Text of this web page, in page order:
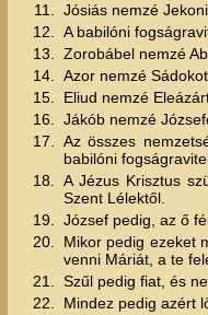
11.
Jósiás nemzé
12.
A babilóni
13.
Zorobábel nemzé
14.
Azor nemzé
15.
Eliud nemzé
16.
Jákób nemzé
17.
Az összes
babilóni
18.
A Jézus Krisztus
Szent Lélektől.
19.
József pedig, az ő
20.
Mikor pedig ezeket
venni Máriát, a te
21.
Szűl pedig fiat, és
22.
Mindez pedig azért